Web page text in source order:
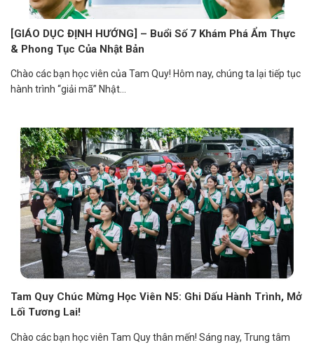
[GIÁO DỤC ĐỊNH HƯỚNG] – Buổi Số 7 Khám Phá Ẩm Thực
& Phong Tục Của Nhật Bản
Chào các bạn học viên của Tam Quy! Hôm nay, chúng ta lại tiếp tục
hành trình “giải mã” Nhật...
Tam Quy Chúc Mừng Học Viên N5: Ghi Dấu Hành Trình, Mở
Lối Tương Lai!
Chào các bạn học viên Tam Quy thân mến! Sáng nay, Trung tâm